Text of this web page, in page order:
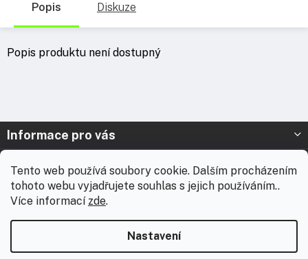
Tento web používá soubory cookie. Dalším procházením
tohoto webu vyjadřujete souhlas s jejich používáním..
Více informací zde.
Nastavení
doby nebudou expedovány žádné zásilky ani realizovány
zakázky včetně brandingu. E-shop zůstává v provozu a
Popis Diskuze
Popis produktu není dostupný
Z
p
Informace pro vás
Prodejna Nymburk
Prodejna Solnice